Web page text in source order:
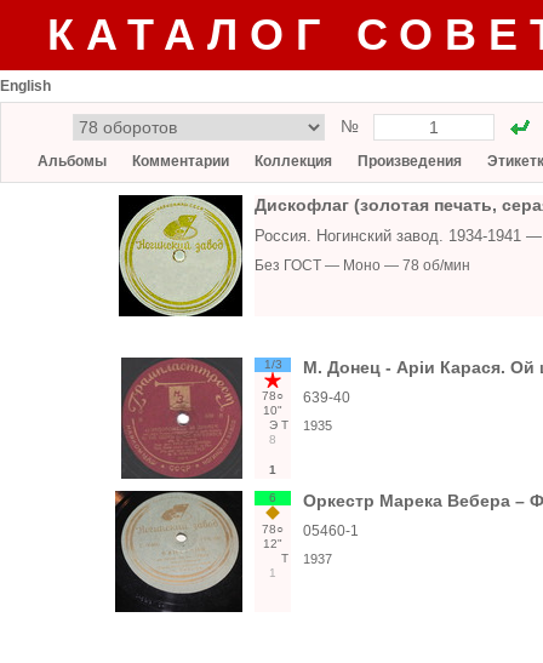
КАТАЛОГ
English
№
Альбомы Комментарии Коллекция Произведения
Дискофлаг (золотая печать,
Россия. Ногинский завод. 1934-1941
Без ГОСТ — Моно — 78 об/мин
1/3
78○
10"
Э Т
8
1
М. Донец - Аріи Карася. Ой
639-40
1935
6
78○
12"
Т
1
Оркестр Марека Вебера –
05460-1
1937